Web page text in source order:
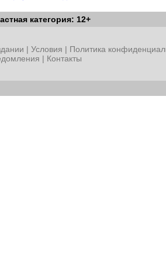
категория: 12+
| Условия | Политика
| Контакты